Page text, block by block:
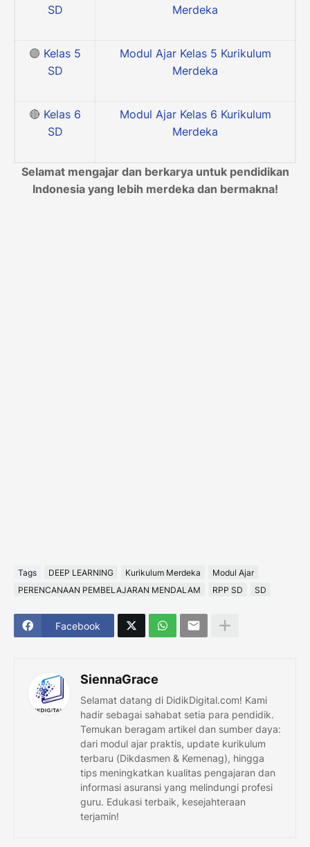
SD Merdeka
🟣 Kelas 5
SD
Modul Ajar Kelas 5 Kurikulum
Merdeka
🔴 Kelas 6
SD
Modul Ajar Kelas 6 Kurikulum
Merdeka
Selamat mengajar dan berkarya untuk pendidikan
Indonesia yang lebih merdeka dan bermakna!
Tags DEEP LEARNING Kurikulum Merdeka
Modul Ajar
PERENCANAAN PEMBELAJARAN MENDALAM
RPP SD SD
Facebook
SiennaGrace
Selamat datang di DidikDigital.com! Kami
hadir sebagai sahabat setia para pendidik.
Temukan beragam artikel dan sumber daya:
dari modul ajar praktis, update kurikulum
terbaru (Dikdasmen & Kemenag), hingga
tips meningkatkan kualitas pengajaran dan
informasi asuransi yang melindungi profesi
guru. Edukasi terbaik, kesejahteraan
terjamin!